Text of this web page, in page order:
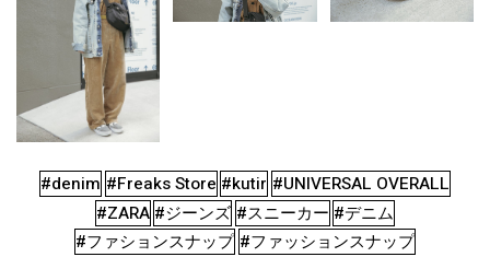
#denim #Freaks Store #kutir #UNIVERSAL OVERALL
#ZARA #ジーンズ #スニーカー #デニム
#ファションスナップ #ファッションスナップ